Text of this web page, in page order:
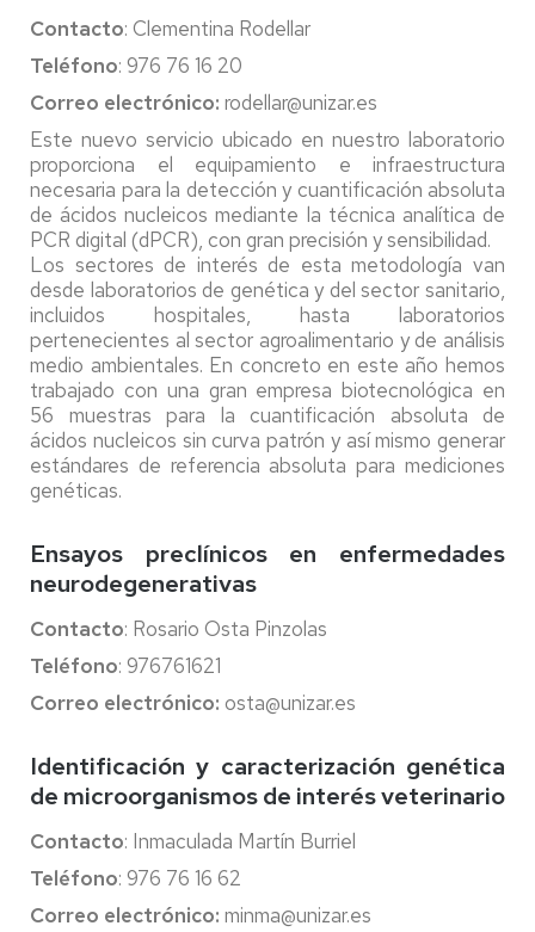
Contacto: Clementina Rodellar
Teléfono: 976 76 16 20
Correo electrónico: rodellar@unizar.es
Este nuevo servicio ubicado en nuestro laboratorio
proporciona el equipamiento e infraestructura
necesaria para la detección y cuantificación absoluta
de ácidos nucleicos mediante la técnica analítica de
PCR digital (dPCR), con gran precisión y sensibilidad.
Los sectores de interés de esta metodología van
desde laboratorios de genética y del sector sanitario,
incluidos hospitales, hasta laboratorios
pertenecientes al sector agroalimentario y de análisis
medio ambientales. En concreto en este año hemos
trabajado con una gran empresa biotecnológica en
56 muestras para la cuantificación absoluta de
ácidos nucleicos sin curva patrón y así mismo generar
estándares de referencia absoluta para mediciones
genéticas.
Ensayos preclínicos en enfermedades
neurodegenerativas
Contacto: Rosario Osta Pinzolas
Teléfono: 976761621
Correo electrónico: osta@unizar.es
Identificación y caracterización genética
de microorganismos de interés veterinario
Contacto: Inmaculada Martín Burriel
Teléfono: 976 76 16 62
Correo electrónico: minma@unizar.es